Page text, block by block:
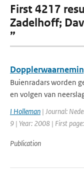
First 4217
Zadelhoff;
”
Buienradars worden
en volgen van
I Holleman | Journal:
9 | Year: 2008 | First
Publication